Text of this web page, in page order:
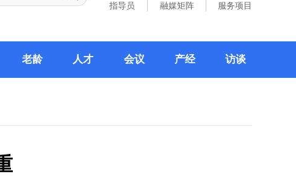
指导员 融媒矩阵 服务项目
老龄 人才 会议 产经 访谈